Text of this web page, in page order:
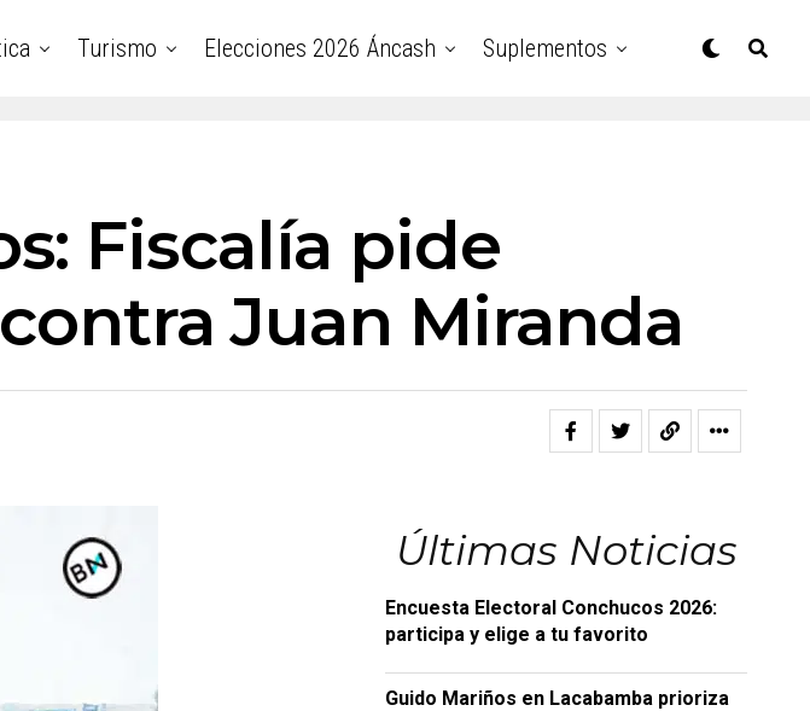
Turismo Elecciones 2026 Áncash Suplementos
Fiscalía pide
Juan Miranda
Últimas Noticias
Encuesta Electoral Conchucos 2026:
participa y elige a tu favorito
Guido Mariños en Lacabamba prioriza